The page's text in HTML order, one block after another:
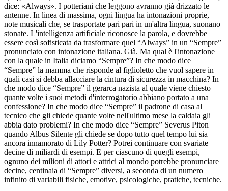
dice: «Always». I potteriani che leggono avranno già drizzato le
antenne. In linea di massima, ogni lingua ha intonazioni proprie,
note musicali che, se trasportate pari pari in un'altra lingua, suonano
stonate. L'intelligenza artificiale riconosce la parola, e dovrebbe
essere così sofisticata da trasformare quel “Always” in un “Sempre”
pronunciato con intonazione italiana. Già. Ma qual è l'intonazione
con la quale in Italia diciamo “Sempre”? In che modo dice
“Sempre” la mamma che risponde al figlioletto che vuol sapere in
quali casi si debba allacciare la cintura di sicurezza in macchina? In
che modo dice “Sempre” il gerarca nazista al quale viene chiesto
quante volte i suoi metodi d'interrogatorio abbiano portato a una
confessione? In che modo dice “Sempre” il padrone di casa al
tecnico che gli chiede quante volte nell'ultimo mese la caldaia gli
abbia dato problemi? In che modo dice “Sempre” Severus Piton
quando Albus Silente gli chiede se dopo tutto quel tempo lui sia
ancora innamorato di Lily Potter? Potrei continuare con svariate
decine di miliardi di esempi. E per ciascuno di quegli esempi,
ognuno dei milioni di attori e attrici al mondo potrebbe pronunciare
decine, centinaia di “Sempre” diversi, a seconda di un numero
infinito di variabili fisiche, emotive, psicologiche, pratiche, tecniche.